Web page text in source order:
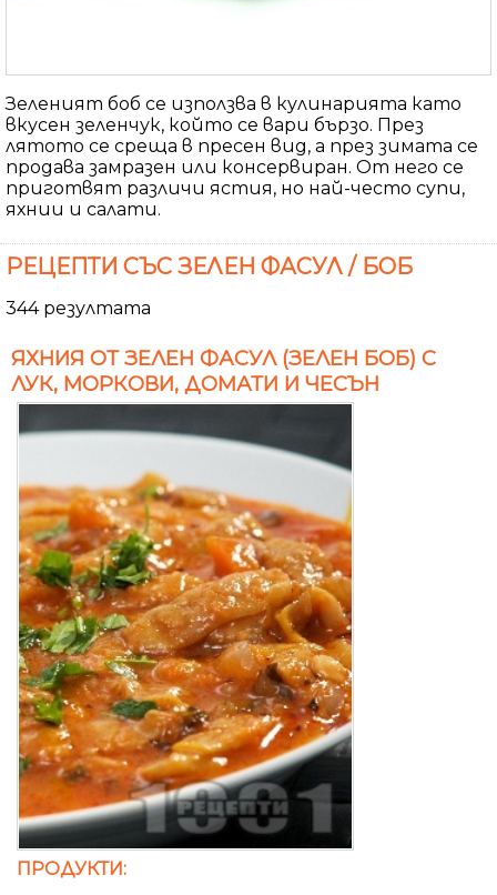
Зеленият боб се използва в кулинарията като
вкусен зеленчук, който се вари бързо. През
лятото се среща в пресен вид, а през зимата се
продава замразен или консервиран. От него се
приготвят различи ястия, но най-често супи,
яхнии и салати.
РЕЦЕПТИ СЪС ЗЕЛЕН ФАСУЛ / БОБ
344 резултата
ЯХНИЯ ОТ ЗЕЛЕН ФАСУЛ (ЗЕЛЕН БОБ) С
ЛУК, МОРКОВИ, ДОМАТИ И ЧЕСЪН
ПРОДУКТИ: